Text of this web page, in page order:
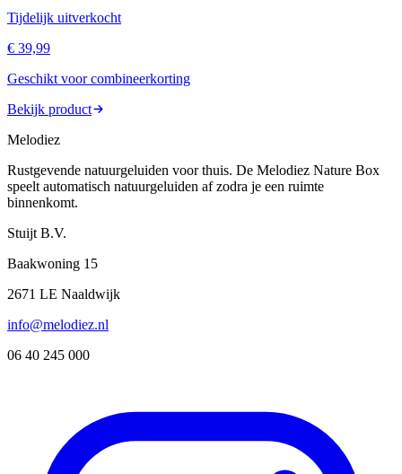
Tijdelijk uitverkocht
€ 39,99
Geschikt voor combineerkorting
Bekijk product
Melodiez
Rustgevende natuurgeluiden voor thuis. De Melodiez Nature Box
speelt automatisch natuurgeluiden af zodra je een ruimte
binnenkomt.
Stuijt B.V.
Baakwoning 15
2671 LE Naaldwijk
info@melodiez.nl
06 40 245 000